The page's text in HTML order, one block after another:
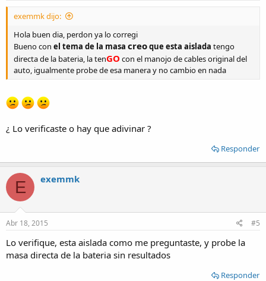
exemmk dijo:
Hola buen dia, perdon ya lo corregi
Bueno con el tema de la masa creoque esta aislada tengo
directa de la bateria, la tenGO con el manojo de cables original del
auto, igualmente probe de esa manera y no cambio en nada
¿ Lo verificaste o hay que adivinar ?
Responder
E exemmk
Abr 18, 2015 #5
Lo verifique, esta aislada como me preguntaste, y probe la
masa directa de la bateria sin resultados
Responder